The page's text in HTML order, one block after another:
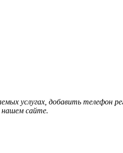
услугах, добавить телефон
нашем сайте.